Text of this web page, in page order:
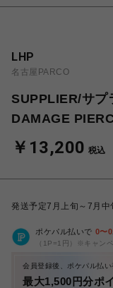
LHP
名古屋PARCO
SUPPLIER/サプ
DAMAGE
￥13,200 税込
発送予定7月上旬～7月中
ポケパル払いで 0〜0
（1P=1円）※キャン
会員登録後、ポケパル払
最大1,500円分ポ